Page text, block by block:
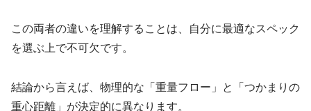
この両者の違いを理解することは、自分に最適なスペック
を選ぶ上で不可欠です。
結論から言えば、物理的な「重量フロー」と「つかまりの
重心距離」が決定的に異なります。